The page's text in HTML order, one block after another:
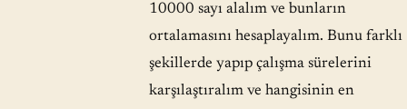
10000 sayı alalım ve bunların
ortalamasını hesaplayalım. Bunu farklı
şekillerde yapıp çalışma sürelerini
karşılaştıralım ve hangisinin en